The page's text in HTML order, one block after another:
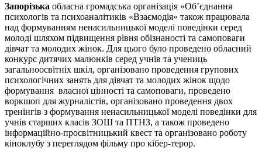
Запорізька обласна громадська організація «Об’єднання
психологів та психоаналітиків «Взаємодія» також працювала
над формуванням ненасильницької моделі поведінки серед
молоді шляхом підвищення рівня обізнаності та самоповаги
дівчат та молодих жінок. Для цього було проведено обласний
конкурс дитячих малюнків серед учнів та учениць
загальноосвітніх шкіл, організовано проведення групових
психологічних занять для дівчат та молодих жінок щодо
формування власної цінності та самоповаги, проведено
воркшоп для журналістів, організовано проведення двох
тренінгів з формування ненасильницької моделі поведінки для
учнів старших класів ЗОШ та ПТНЗ, а також проведено
інформаційно-просвітницький квест та організовано роботу
кіноклубу з переглядом фільму про кібер-терор.